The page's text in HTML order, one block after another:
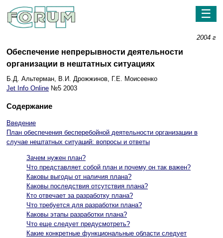
☰
2004 г
Обеспечение непрерывности деятельности
организации в нештатных ситуациях
Б.Д. Альтерман, В.И. Дрожжинов, Г.Е. Моисеенко
Jet Info Online №5 2003
Содержание
Введение
План обеспечения бесперебойной деятельности организации в
случае нештатных ситуаций: вопросы и ответы
Зачем нужен план?
Что представляет собой план и почему он так важен?
Каковы выгоды от наличия плана?
Каковы последствия отсутствия плана?
Кто отвечает за разработку плана?
Что требуется для разработки плана?
Каковы этапы разработки плана?
Что еще следует предусмотреть?
Какие конкретные функциональные области следует